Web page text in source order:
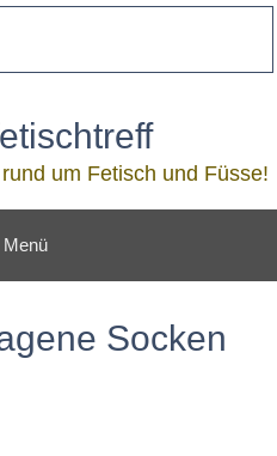
um Fetisch und Füsse!
Menü
Socken